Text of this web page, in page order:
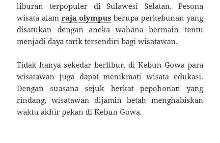
liburan terpopuler di Sulawesi Selatan. Pesona
wisata alamraja olympus berupa perkebunan yang
disatukan dengan aneka wahana bermain tentu
menjadi daya tarik tersendiri bagi wisatawan.
Tidak hanya sekedar berlibur, di Kebun Gowa para
wisatawan juga dapat menikmati wisata edukasi.
Dengan suasana sejuk berkat pepohonan yang
rindang, wisatawan dijamin betah menghabiskan
waktu akhir pekan di Kebun Gowa.